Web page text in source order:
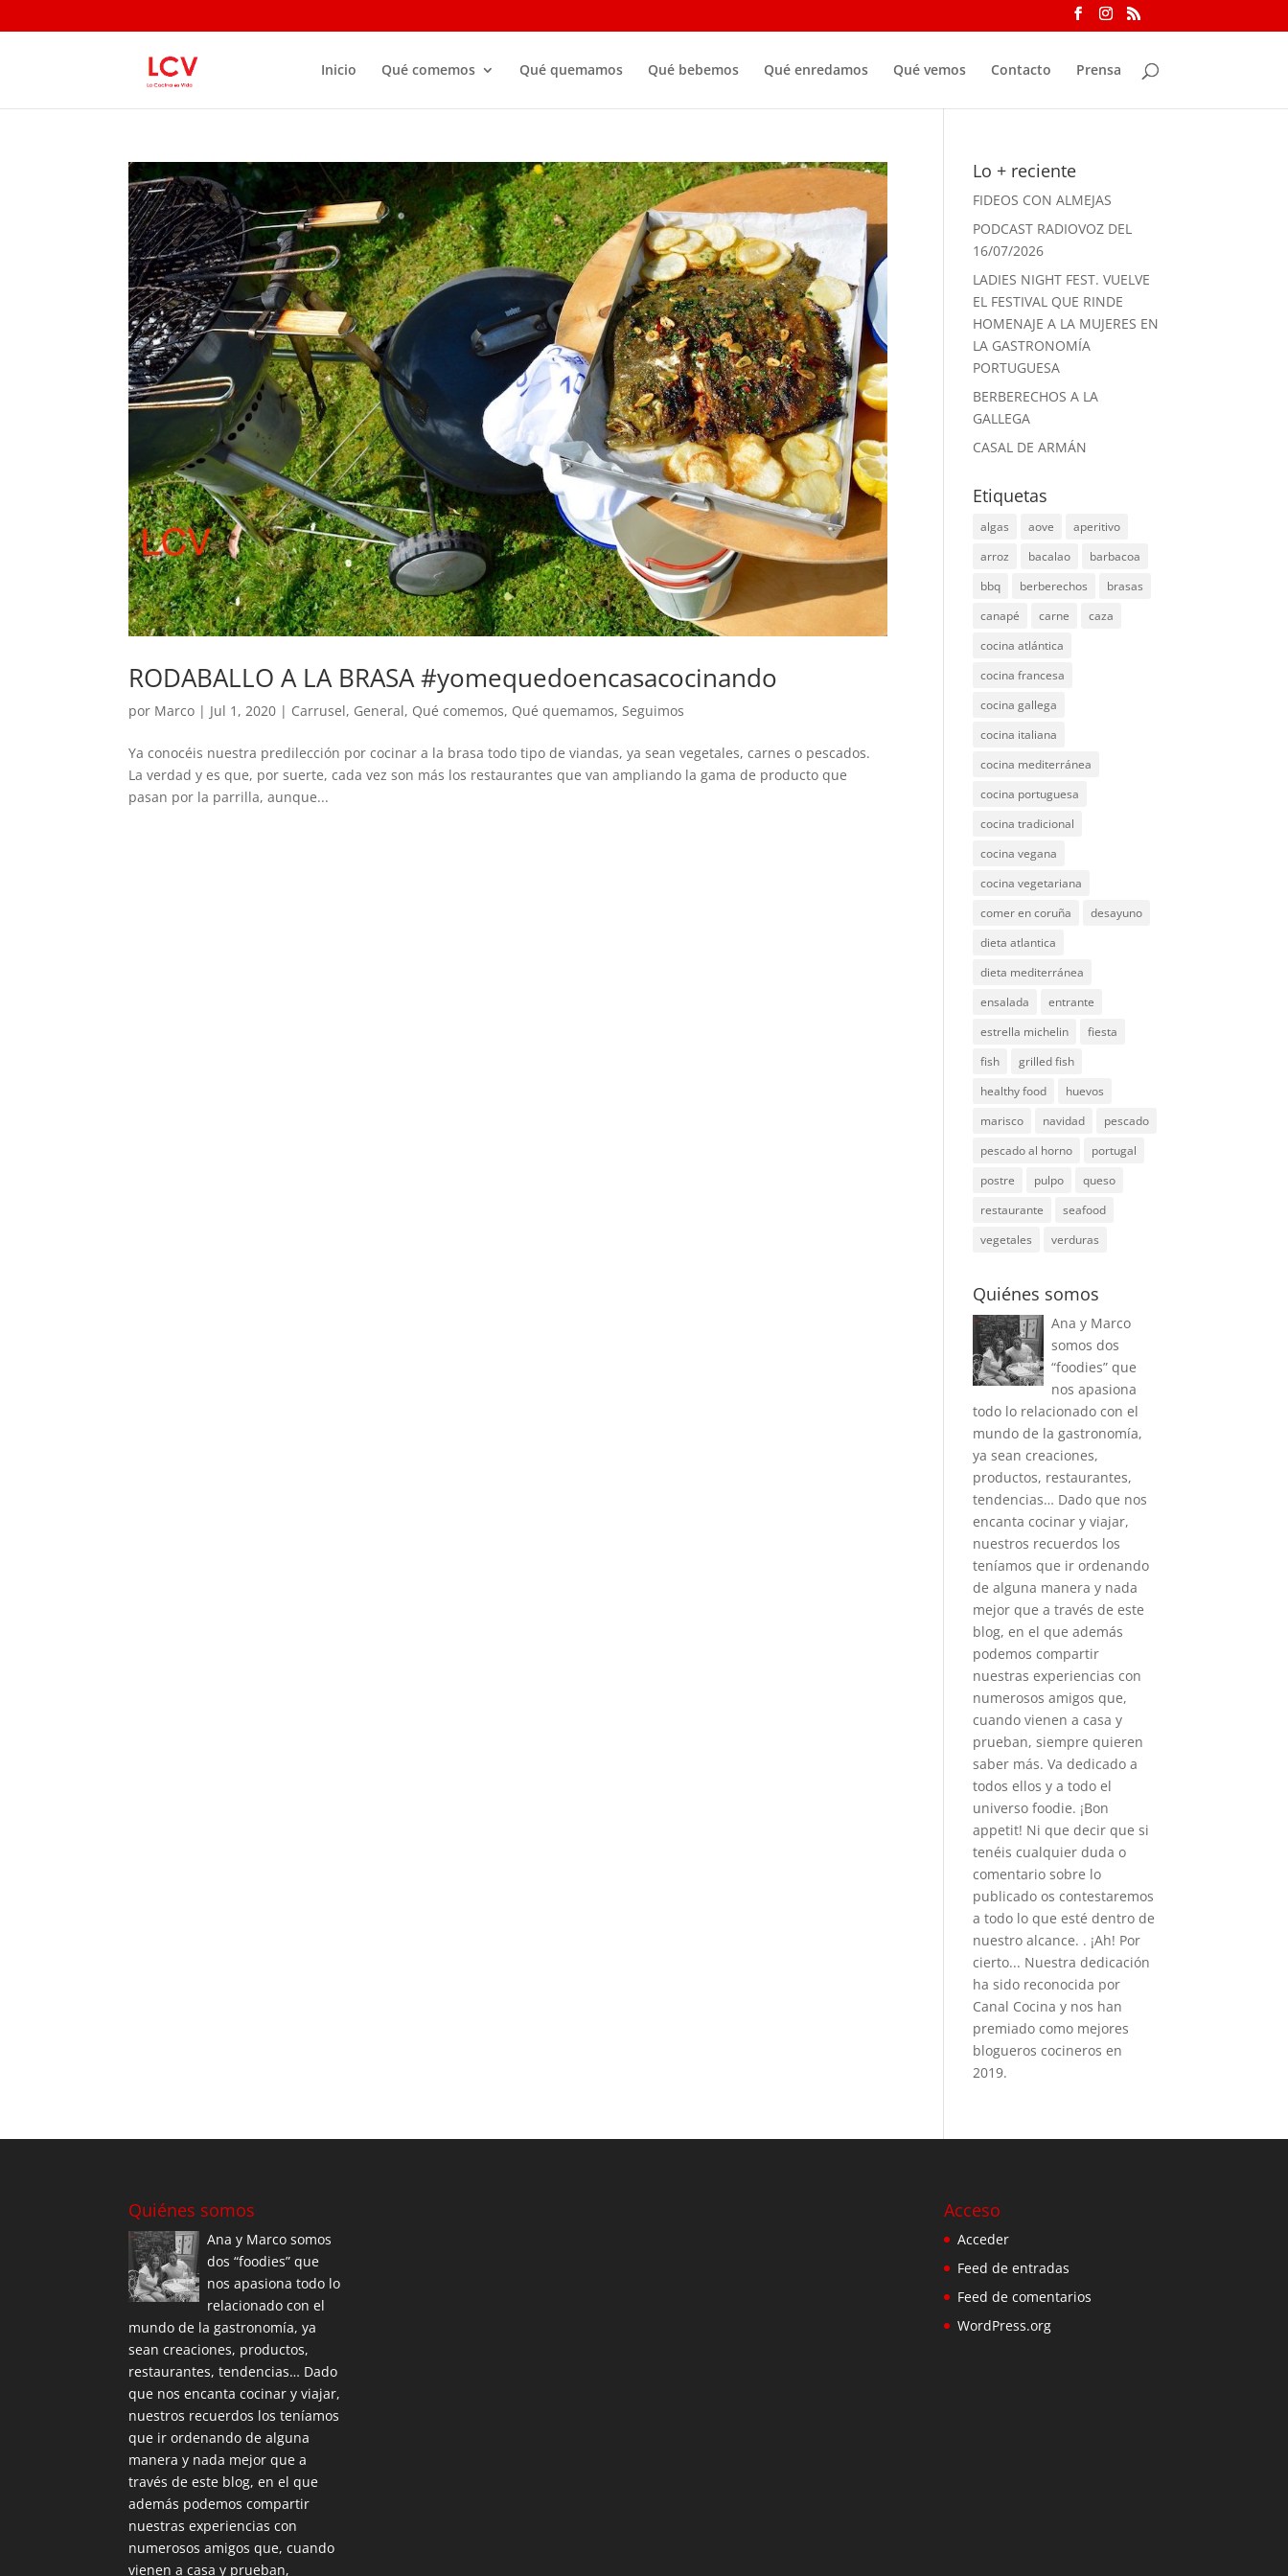
Inicio Qué comemos Qué quemamos Qué bebemos Qué enredamos Qué vemos Contacto Prensa
RODABALLO A LA BRASA #yomequedoencasacocinando
por Marco | Jul 1, 2020 | Carrusel, General, Qué comemos, Qué quemamos, Seguimos
Ya conocéis nuestra predilección por cocinar a la brasa todo tipo de viandas, ya sean vegetales, carnes o pescados.
La verdad y es que, por suerte, cada vez son más los restaurantes que van ampliando la gama de producto que
pasan por la parrilla, aunque...
Lo + reciente
FIDEOS CON ALMEJAS
PODCAST RADIOVOZ DEL
16/07/2026
LADIES NIGHT FEST. VUELVE
EL FESTIVAL QUE RINDE
HOMENAJE A LA MUJERES EN
LA GASTRONOMÍA
PORTUGUESA
BERBERECHOS A LA
GALLEGA
CASAL DE ARMÁN
Etiquetas
algas aove
aperitivo
arroz
bacalao
barbacoa
bbq
berberechos
brasas
canapé
carne
caza
cocina atlántica
cocina francesa
cocina gallega
cocina italiana
cocina mediterránea
cocina portuguesa
cocina tradicional
cocina vegana
cocina vegetariana
comer en coruña
desayuno
dieta atlantica
dieta mediterránea
ensalada
entrante
estrella michelin
fiesta
fish
grilled fish
healthy food
huevos
marisco
navidad
pescado
pescado al horno
portugal
postre
pulpo
queso
restaurante
seafood
vegetales
verduras
Quiénes somos
Ana y Marco
somos dos
“foodies” que
nos apasiona
todo lo relacionado con el
mundo de la gastronomía,
ya sean creaciones,
productos, restaurantes,
tendencias… Dado que nos
encanta cocinar y viajar,
nuestros recuerdos los
teníamos que ir ordenando
de alguna manera y nada
mejor que a través de este
blog, en el que además
podemos compartir
nuestras experiencias con
numerosos amigos que,
cuando vienen a casa y
prueban, siempre quieren
saber más. Va dedicado a
todos ellos y a todo el
universo foodie. ¡Bon
appetit! Ni que decir que si
tenéis cualquier duda o
comentario sobre lo
publicado os contestaremos
a todo lo que esté dentro de
nuestro alcance. . ¡Ah! Por
cierto... Nuestra dedicación
ha sido reconocida por
Canal Cocina y nos han
premiado como mejores
blogueros cocineros en
2019.
Quiénes somos
Ana y Marco somos
dos “foodies” que
nos apasiona todo lo
relacionado con el
mundo de la gastronomía, ya
sean creaciones, productos,
restaurantes, tendencias… Dado
que nos encanta cocinar y viajar,
nuestros recuerdos los teníamos
que ir ordenando de alguna
manera y nada mejor que a
través de este blog, en el que
además podemos compartir
nuestras experiencias con
numerosos amigos que, cuando
vienen a casa y prueban,
Acceso
Acceder
Feed de entradas
Feed de comentarios
WordPress.org